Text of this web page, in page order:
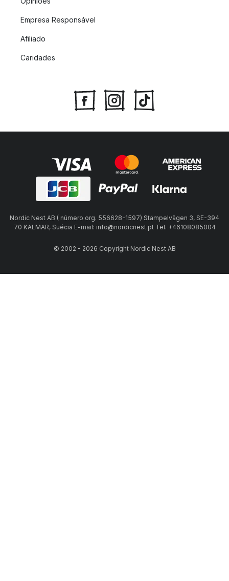
Empresa Responsável
Afiliado
Caridades
Nordic Nest AB ( número org. 556628-1597) Stämpelvägen 3, SE-394
70 KALMAR, Suécia E-mail: info@nordicnest.pt Tel. +46108085004
© 2002 - 2026 Copyright Nordic Nest AB